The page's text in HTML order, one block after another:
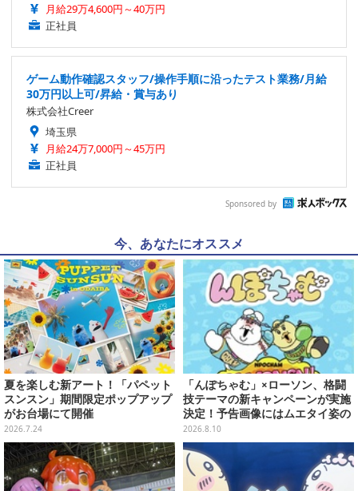
月給29万4,600円～40万円
正社員
ゲーム動作確認スタッフ/操作手順に沿ったテスト業務/月給
30万円以上可/昇給・賞与あり
株式会社Creer
埼玉県
月給24万7,000円～45万円
正社員
Sponsored by
今、あなたにオススメ
夏を楽しむ新アート！「パペット
スンスン」期間限定ポップアップ
がお台場にて開催
2026.7.24
「んぽちゃむ」×ローソン、格闘
技テーマの新キャンペーンが実施
決定！予告画像にはムエタイ姿の
「んぽちゃむ」「きみまろ」も
2026.8.10